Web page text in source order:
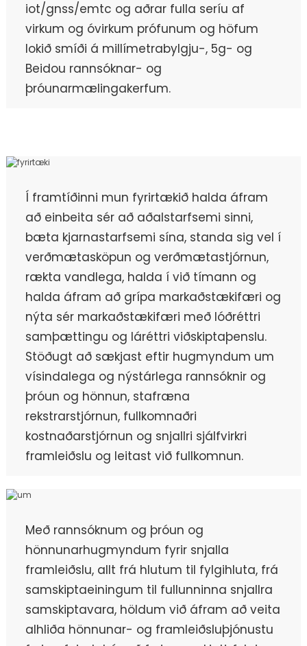
iot/gnss/emtc og aðrar fulla seríu af
virkum og óvirkum prófunum og höfum
lokið smíði á millímetrabylgju-, 5g- og
Beidou rannsóknar- og
þróunarmælingakerfum.
Í framtíðinni mun fyrirtækið halda áfram
að einbeita sér að aðalstarfsemi sinni,
bæta kjarnastarfsemi sína, standa sig vel í
verðmætasköpun og verðmætastjórnun,
rækta vandlega, halda í við tímann og
halda áfram að grípa markaðstækifæri og
nýta sér markaðstækifæri með lóðréttri
samþættingu og láréttri viðskiptaþenslu.
Stöðugt að sækjast eftir hugmyndum um
vísindalega og nýstárlega rannsóknir og
þróun og hönnun, stafræna
rekstrarstjórnun, fullkomnaðri
kostnaðarstjórnun og snjallri sjálfvirkri
framleiðslu og leitast við fullkomnun.
Með rannsóknum og þróun og
hönnunarhugmyndum fyrir snjalla
framleiðslu, allt frá hlutum til fylgihluta, frá
samskiptaeiningum til fullunninna snjallra
samskiptavara, höldum við áfram að veita
alhliða hönnunar- og framleiðsluþjónustu